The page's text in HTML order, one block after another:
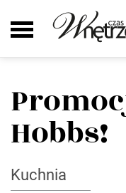
Hobbs!
Kuchnia